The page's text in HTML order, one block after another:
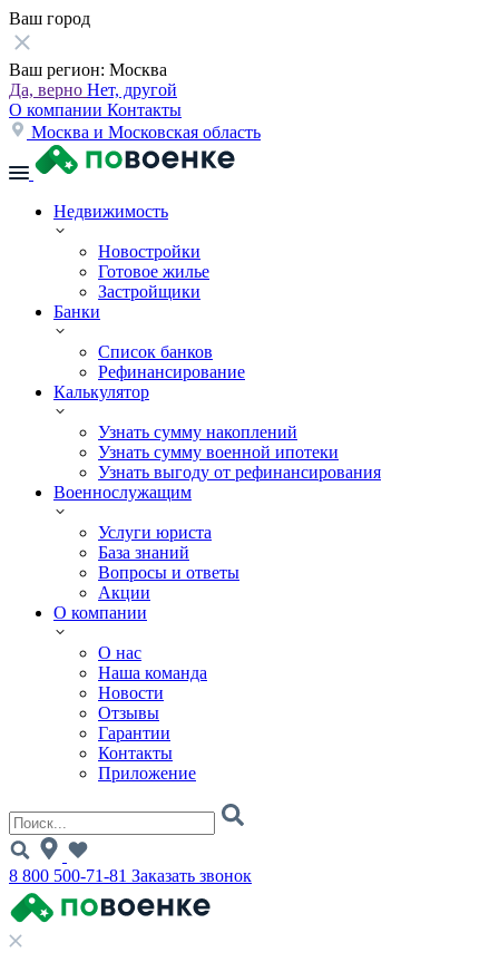
Ваш город
Ваш регион: Москва
Да, верно Нет, другой
О компании Контакты
Москва и Московская область
Недвижимость
Новостройки
Готовое жилье
Застройщики
Банки
Список банков
Рефинансирование
Калькулятор
Узнать сумму накоплений
Узнать сумму военной ипотеки
Узнать выгоду от рефинансирования
Военнослужащим
Услуги юриста
База знаний
Вопросы и ответы
Акции
О компании
О нас
Наша команда
Новости
Отзывы
Гарантии
Контакты
Приложение
8 800 500-71-81 Заказать звонок